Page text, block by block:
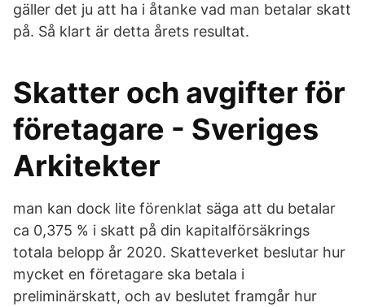
gäller det ju att ha i åtanke vad man betalar skatt
på. Så klart är detta årets resultat.
Skatter och avgifter för
företagare - Sveriges
Arkitekter
man kan dock lite förenklat säga att du betalar
ca 0,375 % i skatt på din kapitalförsäkrings
totala belopp år 2020. Skatteverket beslutar hur
mycket en företagare ska betala i
preliminärskatt, och av beslutet framgår hur